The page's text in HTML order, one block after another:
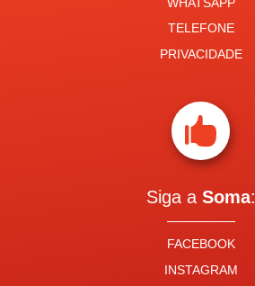
TELEFONE
PRIVACIDADE

Siga a Soma:
FACEBOOK
INSTAGRAM